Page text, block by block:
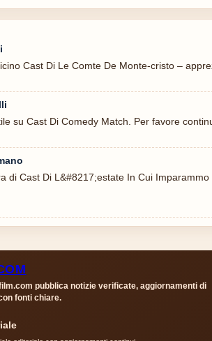
Cast Di Le Comte De Monte-cristo –
su Cast Di Comedy Match. Per favore
di Cast Di L&#8217;estate In Cui
pubblica notizie verificate, aggiornamenti di
fonti chiare.